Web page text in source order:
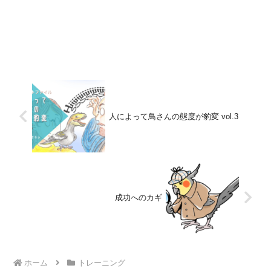
人によって鳥さんの態度が豹変 vol.3
成功へのカギ
ホーム トレーニング